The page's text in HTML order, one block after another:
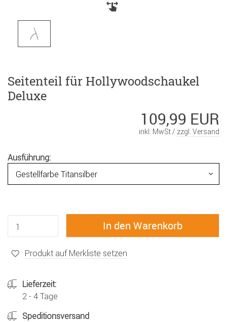
Seitenteil für Hollywoodschaukel
Deluxe
109,99 EUR
inkl. MwSt / zzgl. Versand
Ausführung:
Produkt auf Merkliste setzen
Lieferzeit:
2 - 4 Tage
Speditionsversand